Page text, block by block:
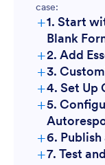
case:
+1. Start
Blank
+2. Add
+3.
+4. Set Up
+5.
+6. Publish
+7. Test